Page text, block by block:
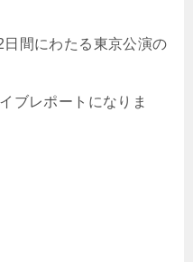
間にわたる東京公演の
ブレポートになりま